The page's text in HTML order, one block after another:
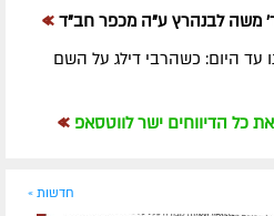
משה לבנהרץ ע"ה מכפר חב"ד »
עד היום: כשהרבי דילג על השם
כל הדיווחים ישר לווטסאפ »
חדשות »